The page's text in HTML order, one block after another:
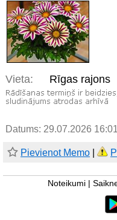
Vieta: Rīgas rajons
Datums: 29.07.2026 16:01
Pievienot Memo
Noteikumi